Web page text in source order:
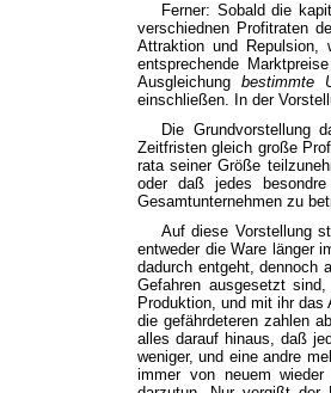
Ferner: Sobald die
verschiednen Profitraten
Attraktion und Repulsion,
entsprechende
Ausgleichung bestimmte
einschließen. In der
Die Grundvorstellung
Zeitfristen gleich große
rata seiner Größe
oder daß jedes
Gesamtunternehmen zu
Auf diese Vorstellung
entweder die Ware länger
dadurch entgeht, dennoch
Gefahren ausgesetzt
Produktion, und mit ihr
die gefährdeteren zahlen
alles darauf hinaus, daß
weniger, und eine andre
immer von neuem